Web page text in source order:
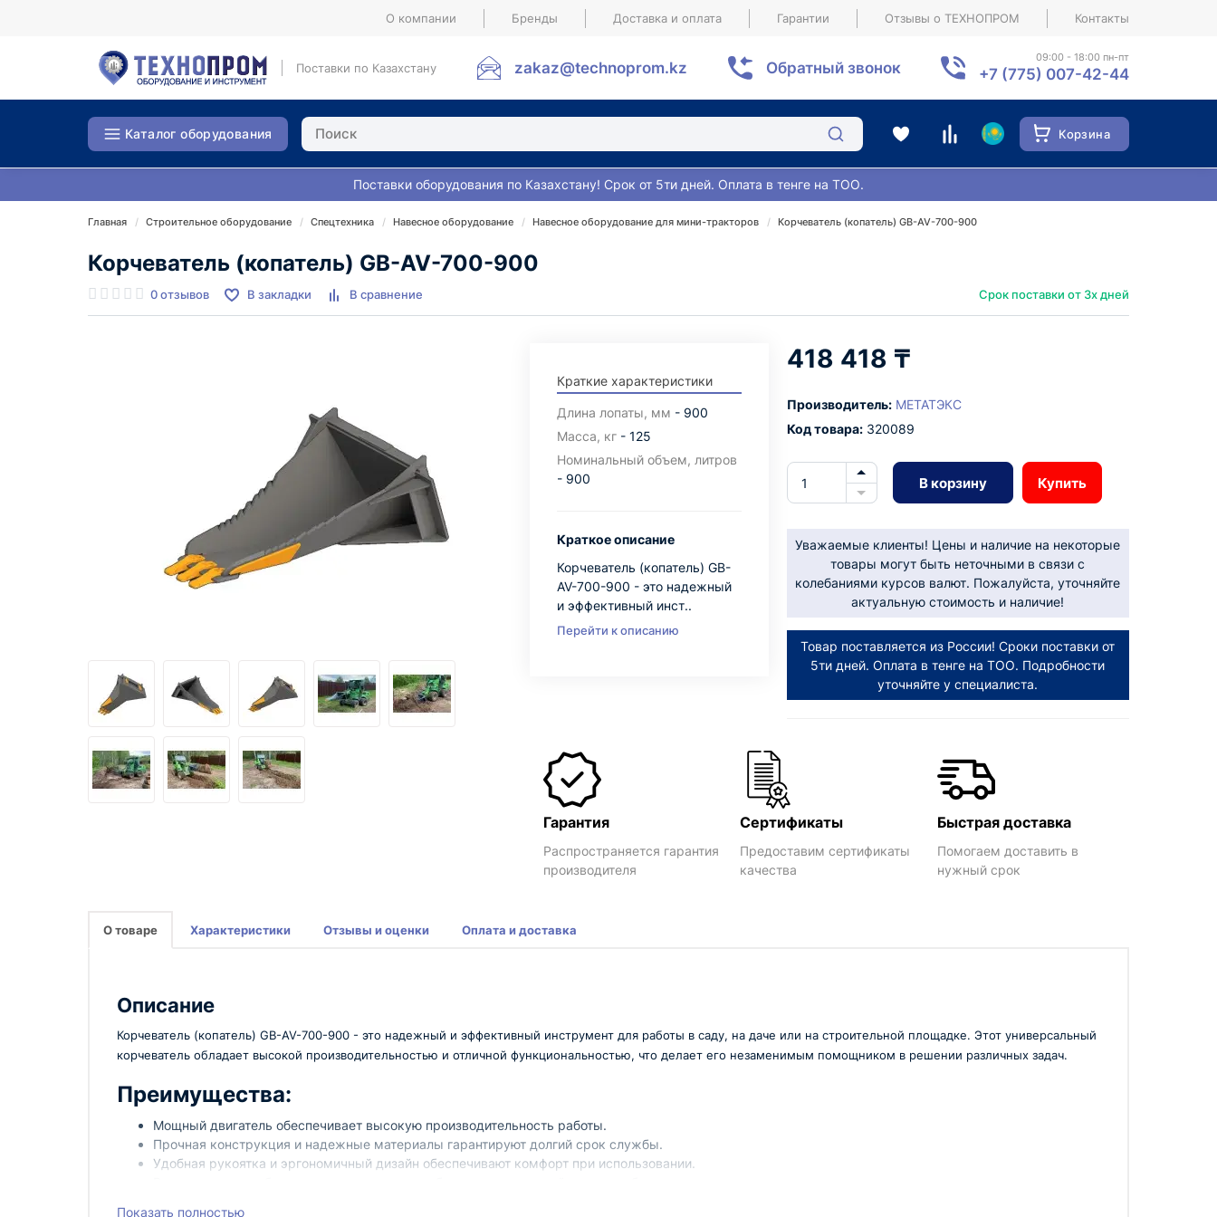
О компании Бренды Доставка и оплата Гарантии Отзывы о ТЕХНОПРОМ Контакты
Поставки по Казахстану zakaz@technoprom.kz Обратный звонок
09:00 - 18:00 пн-пт
+7 (775) 007-42-44
Каталог оборудования Корзина
Поставки оборудования по Казахстану! Срок от 5ти дней. Оплата в тенге на ТОО.
Главная Строительное оборудование Спецтехника Навесное оборудование Навесное оборудование для мини-тракторов Корчеватель (копатель) GB-AV-700-900
Корчеватель (копатель) GB-AV-700-900
0 отзывов В закладки В сравнение Срок поставки от 3х дней
Краткие характеристики
Длина лопаты, мм - 900
Масса, кг- 125
Номинальный объем, литров
- 900
Краткое описание
Корчеватель (копатель) GB-
AV-700-900 - это надежный
и эффективный инст..
Перейти к описанию
418 418 ₸
Производитель: МЕТАТЭКС
Код товара:320089
В корзину Купить
Уважаемые клиенты! Цены и наличие на некоторые
товары могут быть неточными в связи с
колебаниями курсов валют. Пожалуйста, уточняйте
актуальную стоимость и наличие!
Товар поставляется из России! Сроки поставки от
5ти дней. Оплата в тенге на ТОО. Подробности
уточняйте у специалиста.
Гарантия
Распространяется гарантия
производителя
Сертификаты
Предоставим сертификаты
качества
Быстрая доставка
Помогаем доставить в
нужный срок
О товаре Характеристики Отзывы и оценки Оплата и доставка
Описание
Корчеватель (копатель) GB-AV-700-900 - это надежный и эффективный инструмент для работы в саду, на даче или на строительной площадке. Этот универсальный
корчеватель обладает высокой производительностью и отличной функциональностью, что делает его незаменимым помощником в решении различных задач.
Преимущества:
Мощный двигатель обеспечивает высокую производительность работы.
Прочная конструкция и надежные материалы гарантируют долгий срок службы.
Удобная рукоятка и эргономичный дизайн обеспечивают комфорт при использовании.
Корчеватель (копатель) GB-AV-700-900 от Технопром - это надежный помощник для выполнения различных задач по обработке почвы, выкапыванию ям,
Показать полностью